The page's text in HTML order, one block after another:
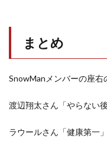
まとめ
SnowManメンバーの座右
渡辺翔太さん「やらない
ラウールさん「健康第一」